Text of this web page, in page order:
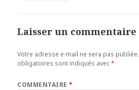
Laisser un commentaire
Votre adresse e-mail ne sera pas publiée.
obligatoires sont indiqués avec*
COMMENTAIRE*